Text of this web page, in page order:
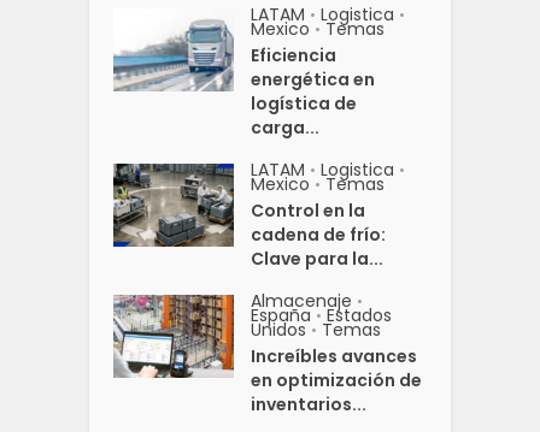
LATAM • Logistica •
Mexico • Temas
Eficiencia
energética en
logística de
carga...
LATAM • Logistica •
Mexico • Temas
Control en la
cadena de frío:
Clave para la...
Almacenaje •
España • Estados
Unidos • Temas
Increíbles avances
en optimización de
inventarios...